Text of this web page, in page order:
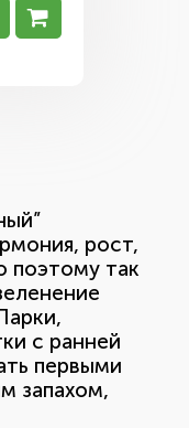
рост,
поэтому так
с ранней
первыми
запахом,